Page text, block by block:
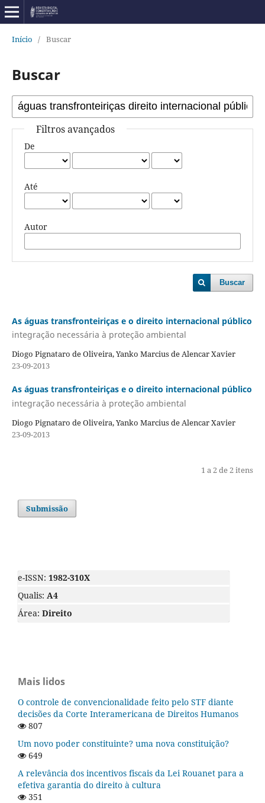
Início / Buscar
Buscar
Filtros avançados
De
Até
Autor
Buscar
As águas transfronteiriças e o direito internacional público
integração necessária à proteção ambiental
Diogo Pignataro de Oliveira, Yanko Marcius de Alencar Xavier
23-09-2013
As águas transfronteiriças e o direito internacional público
integração necessária à proteção ambiental
Diogo Pignataro de Oliveira, Yanko Marcius de Alencar Xavier
23-09-2013
1 a 2 de 2 itens
Submissão
e-ISSN: 1982-310X
Qualis: A4
Área: Direito
Mais lidos
O controle de convencionalidade feito pelo STF diante
decisões da Corte Interamericana de Direitos Humanos
807
Um novo poder constituinte? uma nova constituição?
649
A relevância dos incentivos fiscais da Lei Rouanet para a
efetiva garantia do direito à cultura
351